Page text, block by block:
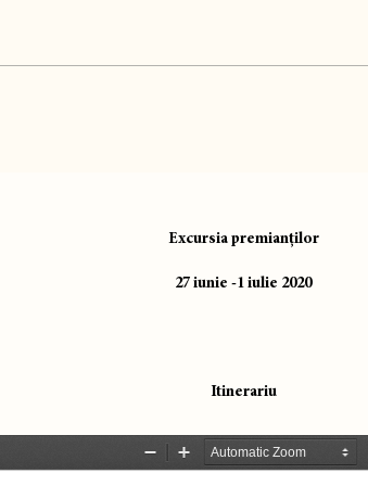
Excursia premianților
27 iunie -1 iulie 2020
Itinerariu